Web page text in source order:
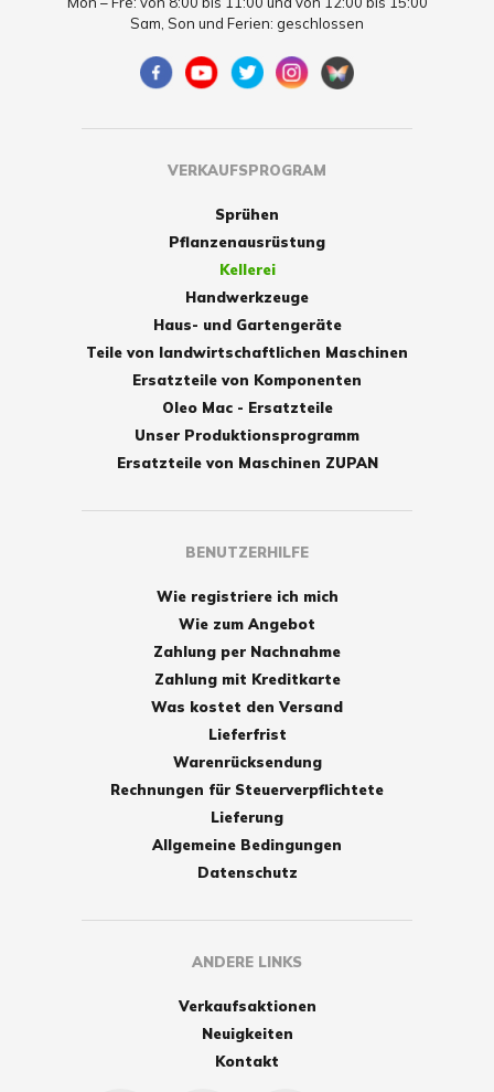
Sam, Son und Ferien: geschlossen
VERKAUFSPROGRAM
Sprühen
Pflanzenausrüstung
Kellerei
Handwerkzeuge
Haus- und Gartengeräte
Teile von landwirtschaftlichen Maschinen
Ersatzteile von Komponenten
Oleo Mac - Ersatzteile
Unser Produktionsprogramm
Ersatzteile von Maschinen ZUPAN
BENUTZERHILFE
Wie registriere ich mich
Wie zum Angebot
Zahlung per Nachnahme
Zahlung mit Kreditkarte
Was kostet den Versand
Lieferfrist
Warenrücksendung
Rechnungen für Steuerverpflichtete
Lieferung
Allgemeine Bedingungen
Datenschutz
ANDERE LINKS
Verkaufsaktionen
Neuigkeiten
Kontakt